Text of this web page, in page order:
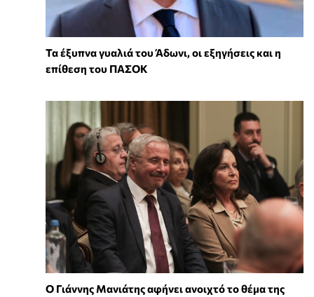
Τα έξυπνα γυαλιά του Άδωνι, οι εξηγήσεις και η
επίθεση του ΠΑΣΟΚ
Ο Γιάννης Μανιάτης αφήνει ανοιχτό το θέμα της